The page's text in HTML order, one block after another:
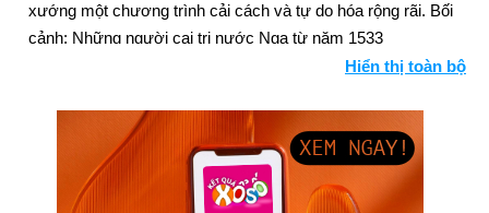
xướng một chương trình cải cách và tự do hóa rộng rãi. Bối
cảnh: Những người cai trị nước Nga từ năm 1533
Hai tay súng Hồi giáo dòng Shi'ite bắt máy bay TWA với 133
14 tháng 6); 39 con tin còn lại được giải thoát ở Beirut (ngày 30
Những kẻ khủng bố PLO cướp tàu du lịch của Ý, Achille
Hiển thị toàn bộ